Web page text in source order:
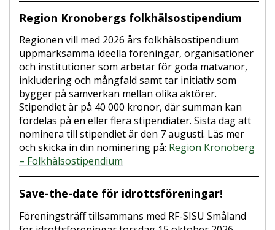
Region Kronobergs folkhälsostipendium
Regionen vill med 2026 års folkhälsostipendium
uppmärksamma ideella föreningar, organisationer
och institutioner som arbetar för goda matvanor,
inkludering och mångfald samt tar initiativ som
bygger på samverkan mellan olika aktörer.
Stipendiet är på 40 000 kronor, där summan kan
fördelas på en eller flera stipendiater. Sista dag att
nominera till stipendiet är den 7 augusti. Läs mer
och skicka in din nominering på: Region Kronoberg
– Folkhälsostipendium
Save-the-date för idrottsföreningar!
Föreningsträff tillsammans med RF-SISU Småland